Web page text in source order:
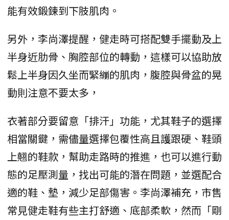
能有效鍛鍊到下肢肌肉。
另外，李尚澤提醒，健走時可搭配雙手擺動及上
半身近肋骨、胸腔部位的轉動，這樣可以協助放
鬆上半身因久坐而緊繃的肌肉，腹腔與骨盆的晃
動則注意不要太多，
衣著部分要留意「排汗」功能，尤其鞋子的選擇
相當關鍵，需儘量選擇包覆性高且護跟硬、鞋頭
上翹的鞋款，幫助走路時的推進，也可以進行動
態的足壓測量，找出可能的潛在問題，並選配合
適的鞋、墊，減少足部傷害。李尚澤補充，市售
常見健走鞋有些主打舒適、底部柔軟，然而「剛